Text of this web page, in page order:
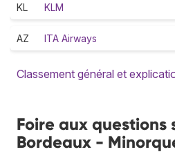
KL KLM
AZ ITA Airways
Classement général et
Foire aux questions
Bordeaux -